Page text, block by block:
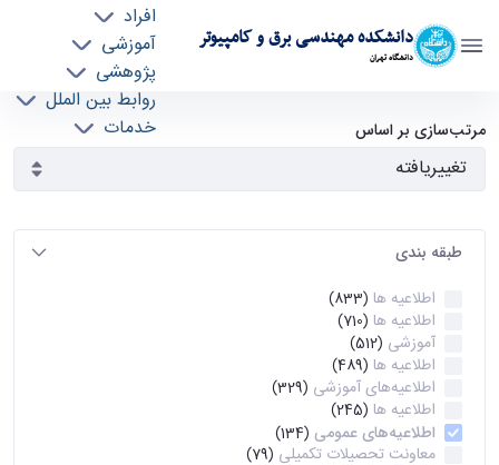
دانشکده مهندسی برق و کامپیوتر
دانشگاه تهران
افراد
آموزشی
پژوهشی
روابط بین الملل
خدمات
آرشیو اطلاعیه ها - ece- دانشکده مهندسی برق و
کامپیوتر
مرتب‌سازی بر اساس
طبقه بندی
اطلاعیه ها (833)
اطلاعیه ها (710)
آموزشی (512)
اطلاعیه ها (489)
اطلاعیه‌های‌ آموزشی (329)
اطلاعیه ها (245)
اطلاعیه‌های عمومی (134)
معاونت تحصیلات تکمیلی (79)